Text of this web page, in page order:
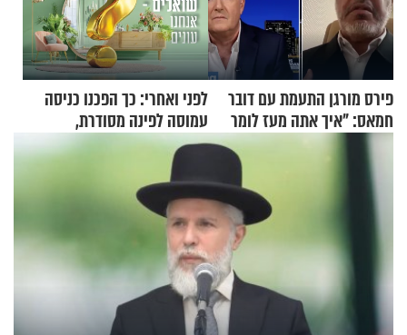
פירס מורגן התעמת עם דובר
חמאס: "איך אתה מעז לומר
שלא ביצעתם פשעי מלחמה?!"
לפני ואחרי: כך הפכנו כניסה
עמוסה לפינה מסודרת,
שימושית ומזמינה